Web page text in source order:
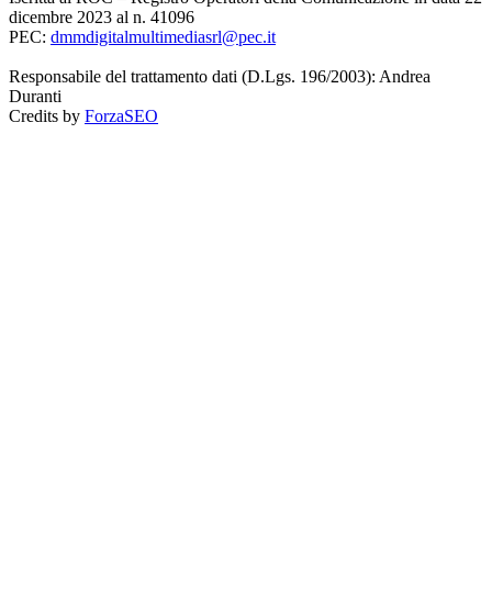
dicembre 2023 al n. 41096
PEC: dmmdigitalmultimediasrl@pec.it
Responsabile del trattamento dati (D.Lgs. 196/2003): Andrea
Duranti
Credits by ForzaSEO